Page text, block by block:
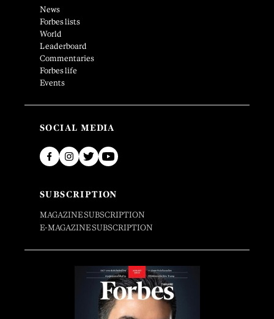
News
Forbes lists
World
Leaderboard
Commentaries
Forbes life
Events
SOCIAL MEDIA
SUBSCRIPTION
MAGAZINE SUBSCRIPTION
E-MAGAZINE SUBSCRIPTION